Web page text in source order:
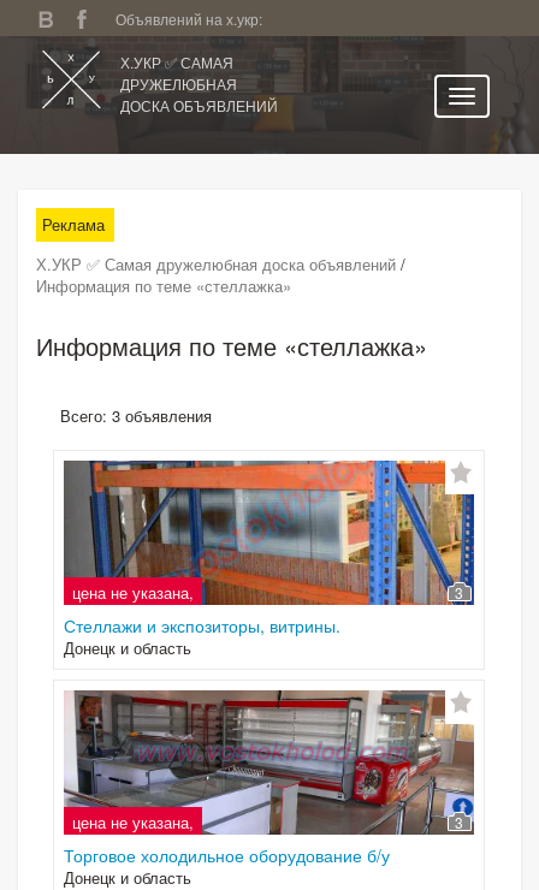
Объявлений на х.укр:
Х.УКР ✅ САМАЯ
ДРУЖЕЛЮБНАЯ
ДОСКА ОБЪЯВЛЕНИЙ
Все регионы
Категории
Избранное
Поиск по сайту
Реклама
Х.УКР ✅ Самая дружелюбная доска объявлений /
Информация по теме «стеллажка»
Информация по теме «стеллажка»
Всего: 3 объявления
цена не указана, 3
Стеллажи и экспозиторы, витрины.
Донецк и область
цена не указана, 3
Торговое холодильное оборудование б/у
Донецк и область